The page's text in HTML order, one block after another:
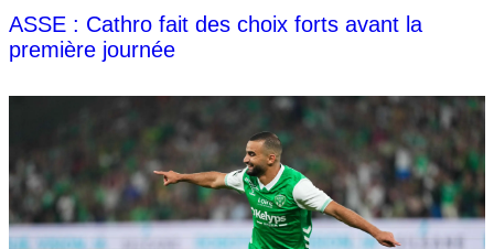
ASSE : Cathro fait des choix forts avant la
première journée